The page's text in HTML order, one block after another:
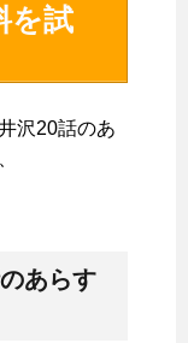
を試
沢20話のあ
あらす